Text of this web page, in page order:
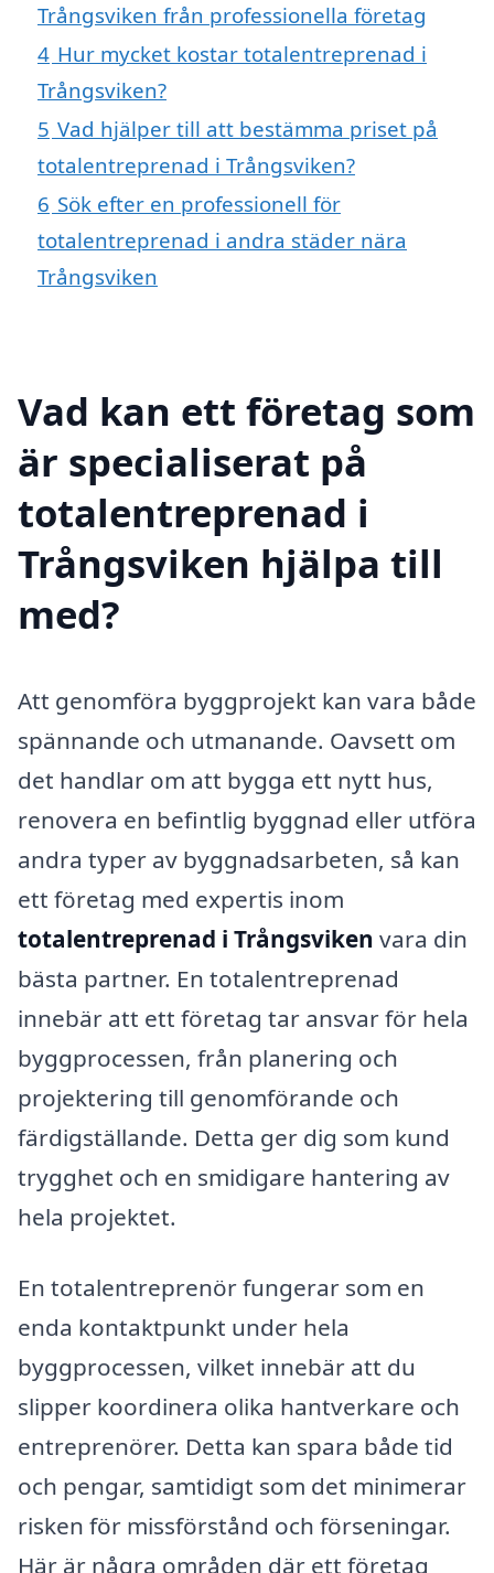
Trångsviken från professionella företag
4 Hur mycket kostar totalentreprenad i
Trångsviken?
5 Vad hjälper till att bestämma priset på
totalentreprenad i Trångsviken?
6 Sök efter en professionell för
totalentreprenad i andra städer nära
Trångsviken
Vad kan ett företag som
är specialiserat på
totalentreprenad i
Trångsviken hjälpa till
med?
Att genomföra byggprojekt kan vara både
spännande och utmanande. Oavsett om
det handlar om att bygga ett nytt hus,
renovera en befintlig byggnad eller utföra
andra typer av byggnadsarbeten, så kan
ett företag med expertis inom
totalentreprenad i Trångsviken vara din
bästa partner. En totalentreprenad
innebär att ett företag tar ansvar för hela
byggprocessen, från planering och
projektering till genomförande och
färdigställande. Detta ger dig som kund
trygghet och en smidigare hantering av
hela projektet.
En totalentreprenör fungerar som en
enda kontaktpunkt under hela
byggprocessen, vilket innebär att du
slipper koordinera olika hantverkare och
entreprenörer. Detta kan spara både tid
och pengar, samtidigt som det minimerar
risken för missförstånd och förseningar.
Här är några områden där ett företag